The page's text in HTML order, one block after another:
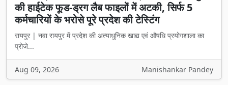
की हाईटेक फूड-ड्रग लैब फाइलों में अटकी, सिर्फ 5
कर्मचारियों के भरोसे पूरे प्रदेश की टेस्टिंग
रायपुर | नवा रायपुर में प्रदेश की अत्याधुनिक खाद्य एवं औषधि प्रयोगशाला का
प्रोजे...
Aug 09, 2026 Manishankar Pandey